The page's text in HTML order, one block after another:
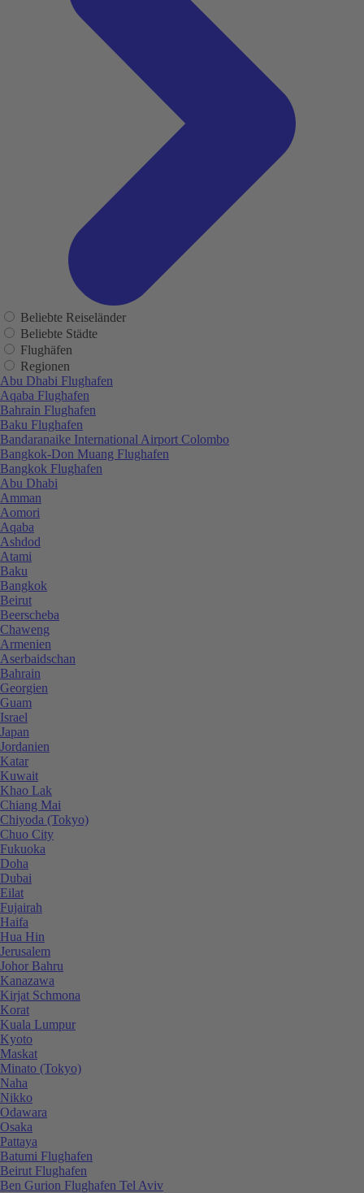
Beliebte Reiseländer
Beliebte Städte
Flughäfen
Regionen
Abu Dhabi Flughafen
Aqaba Flughafen
Bahrain Flughafen
Baku Flughafen
Bandaranaike International Airport Colombo
Bangkok-Don Muang Flughafen
Bangkok Flughafen
Abu Dhabi
Amman
Aomori
Aqaba
Ashdod
Atami
Baku
Bangkok
Beirut
Beerscheba
Chaweng
Armenien
Aserbaidschan
Bahrain
Georgien
Guam
Israel
Japan
Jordanien
Katar
Kuwait
Khao Lak
Chiang Mai
Chiyoda (Tokyo)
Chuo City
Fukuoka
Doha
Dubai
Eilat
Fujairah
Haifa
Hua Hin
Jerusalem
Johor Bahru
Kanazawa
Kirjat Schmona
Korat
Kuala Lumpur
Kyoto
Maskat
Minato (Tokyo)
Naha
Nikko
Odawara
Osaka
Pattaya
Batumi Flughafen
Beirut Flughafen
Ben Gurion Flughafen Tel Aviv